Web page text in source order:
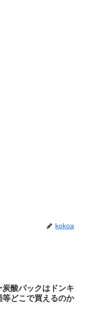
kokoa
炭酸パックはドンキ
等どこで買えるのか